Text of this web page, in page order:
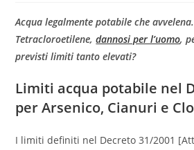
Acqua legalmente potabile che
Tetracloroetilene,dannosi per l’uomo,
previsti limiti tanto elevati?
Limiti acqua potabile nel
per Arsenico, Cianuri e
I limiti definiti nel Decreto 31/2001